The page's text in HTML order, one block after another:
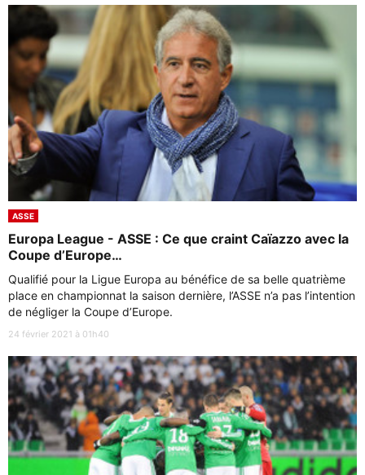
ASSE
Europa League - ASSE : Ce que craint Caïazzo avec la
Coupe d’Europe…
Qualifié pour la Ligue Europa au bénéfice de sa belle quatrième
place en championnat la saison dernière, l’ASSE n’a pas l’intention
de négliger la Coupe d’Europe.
24 février 2021 à 01h40